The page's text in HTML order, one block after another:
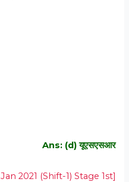
Ans: (d) यूएसएसआर
2021 (Shift-1) Stage 1st]